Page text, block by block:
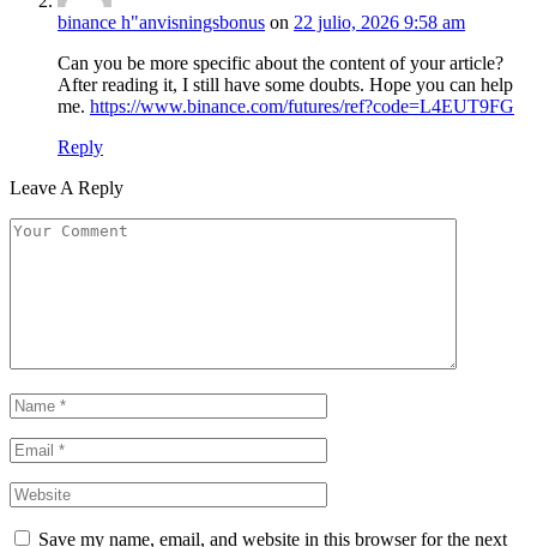
binance h"anvisningsbonus on 22 julio, 2026 9:58 am
Can you be more specific about the content of your article?
After reading it, I still have some doubts. Hope you can help
me. https://www.binance.com/futures/ref?code=L4EUT9FG
Reply
Leave A Reply
Save my name, email, and website in this browser for the next